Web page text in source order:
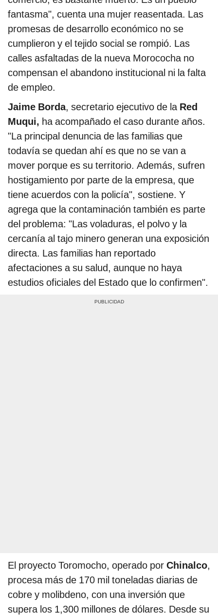
fantasma", cuenta una mujer reasentada. Las
promesas de desarrollo económico no se
cumplieron y el tejido social se rompió. Las
calles asfaltadas de la nueva Morococha no
compensan el abandono institucional ni la falta
de empleo.
Jaime Borda, secretario ejecutivo de laRed
Muqui, ha acompañado el caso durante años.
"La principal denuncia de las familias que
todavía se quedan ahí es que no se van a
mover porque es su territorio. Además, sufren
hostigamiento por parte de la empresa, que
tiene acuerdos con la policía", sostiene. Y
agrega que la contaminación también es parte
del problema: "Las voladuras, el polvo y la
cercanía al tajo minero generan una exposición
directa. Las familias han reportado
afectaciones a su salud, aunque no haya
estudios oficiales del Estado que lo confirmen".
El proyecto Toromocho, operado por Chinalco,
procesa más de 170 mil toneladas diarias de
cobre y molibdeno, con una inversión que
supera los 1,300 millones de dólares. Desde su